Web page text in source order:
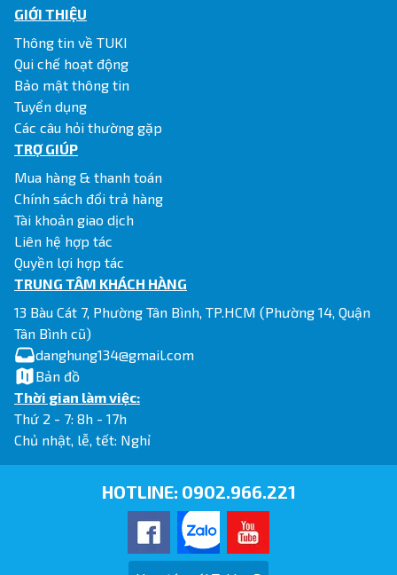
GIỚI THIỆU
Thông tin về TUKI
Qui chế hoạt động
Bảo mật thông tin
Tuyển dụng
Các câu hỏi thường gặp
TRỢ GIÚP
Mua hàng & thanh toán
Chính sách đổi trả hàng
Tài khoản giao dịch
Liên hệ hợp tác
Quyền lợi hợp tác
TRUNG TÂM KHÁCH HÀNG
13 Bàu Cát 7, Phường Tân Bình, TP.HCM (Phường 14, Quận
Tân Bình cũ)
danghung134@gmail.com
Bản đồ
Thời gian làm việc:
Thứ 2 - 7: 8h - 17h
Chủ nhật, lễ, tết: Nghỉ
HOTLINE: 0902.966.221